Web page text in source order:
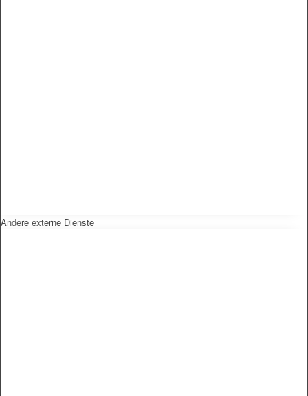
Andere externe Dienste